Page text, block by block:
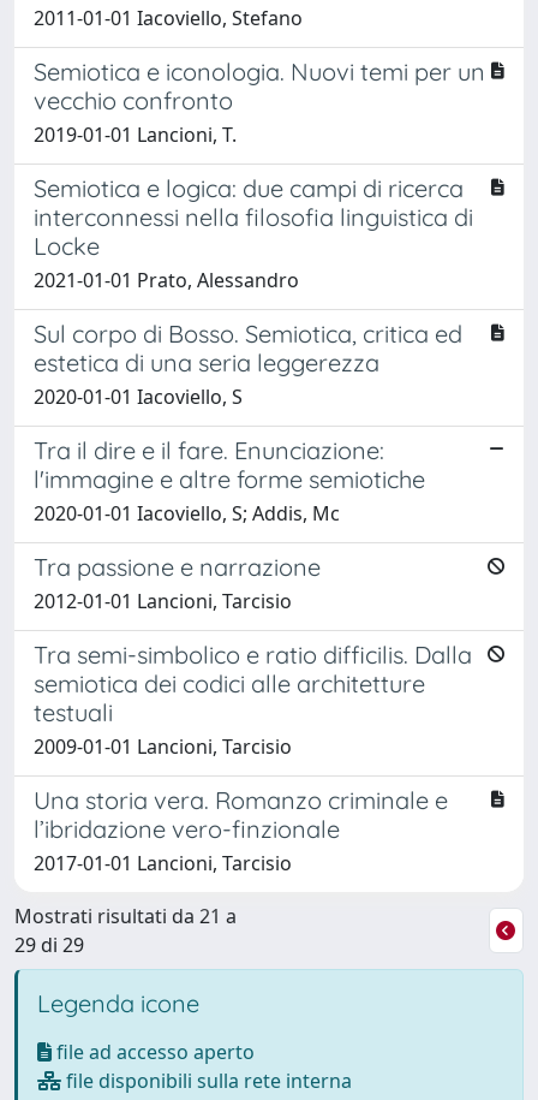
2011-01-01 Iacoviello, Stefano
Semiotica e iconologia. Nuovi temi per un
vecchio confronto
2019-01-01 Lancioni, T.
Semiotica e logica: due campi di ricerca
interconnessi nella filosofia linguistica di
Locke
2021-01-01 Prato, Alessandro
Sul corpo di Bosso. Semiotica, critica ed
estetica di una seria leggerezza
2020-01-01 Iacoviello, S
Tra il dire e il fare. Enunciazione:
l'immagine e altre forme semiotiche
2020-01-01 Iacoviello, S; Addis, Mc
Tra passione e narrazione
2012-01-01 Lancioni, Tarcisio
Tra semi-simbolico e ratio difficilis. Dalla
semiotica dei codici alle architetture
testuali
2009-01-01 Lancioni, Tarcisio
Una storia vera. Romanzo criminale e
l’ibridazione vero-finzionale
2017-01-01 Lancioni, Tarcisio
Mostrati risultati da 21 a
29 di 29
Legenda icone
file ad accesso aperto
file disponibili sulla rete interna